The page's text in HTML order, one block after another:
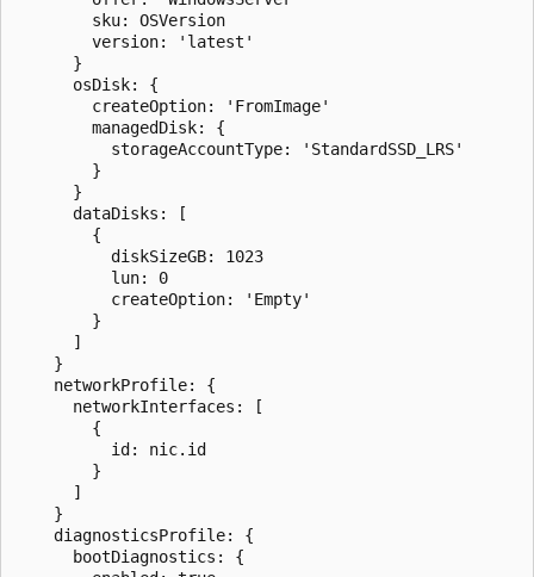
        sku: OSVersion
        version: 'latest'
      }
      osDisk: {
        createOption: 'FromImage'
        managedDisk: {
          storageAccountType: 'StandardSSD_LRS'
        }
      }
      dataDisks: [
        {
          diskSizeGB: 1023
          lun: 0
          createOption: 'Empty'
        }
      ]
    }
    networkProfile: {
      networkInterfaces: [
        {
          id: nic.id
        }
      ]
    }
    diagnosticsProfile: {
      bootDiagnostics: {